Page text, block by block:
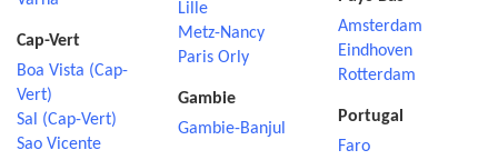
Cap-Vert
Boa Vista (Cap-
Vert)
Sal (Cap-Vert)
Sao Vicente
Lille
Metz-Nancy
Paris Orly
Gambie
Gambie-Banjul
Amsterdam
Eindhoven
Rotterdam
Portugal
Faro